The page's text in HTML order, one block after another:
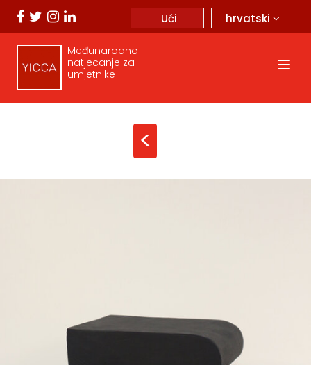
hrvatski
Ući
Međunarodno
natjecanje za
umjetnike
<